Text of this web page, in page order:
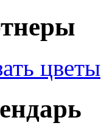
цветы